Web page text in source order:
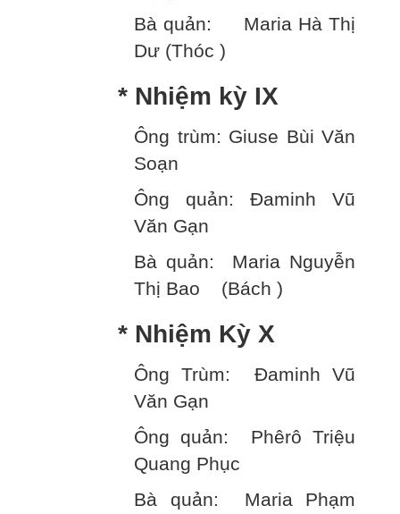
Bà quản: Maria Hà Thị
Dư (Thóc )
* Nhiệm kỳ IX
Ông trùm: Giuse Bùi Văn
Soạn
Ông quản: Đaminh Vũ
Văn Gạn
Bà quản: Maria Nguyễn
Thị Bao (Bách )
* Nhiệm Kỳ X
Ông Trùm: Đaminh Vũ
Văn Gạn
Ông quản: Phêrô Triệu
Quang Phục
Bà quản: Maria Phạm